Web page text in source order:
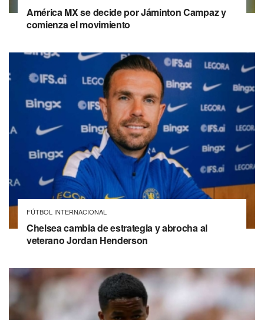
América MX se decide por Jáminton Campaz y
comienza el movimiento
FÚTBOL INTERNACIONAL
Chelsea cambia de estrategia y abrocha al
veterano Jordan Henderson